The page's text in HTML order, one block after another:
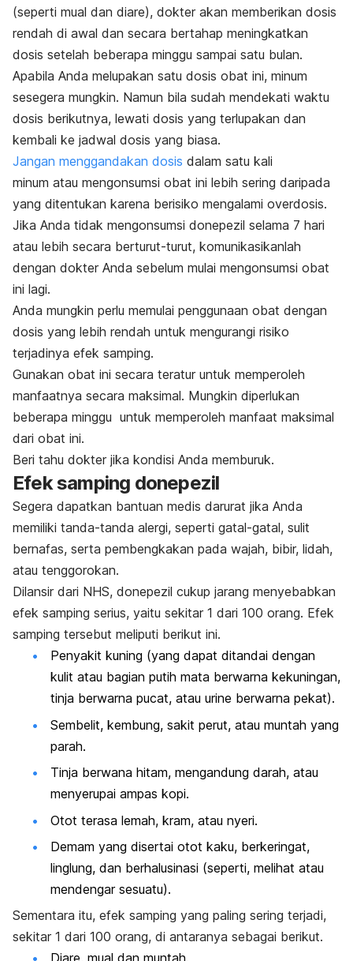
(seperti mual dan diare), dokter akan memberikan dosis
rendah di awal dan secara bertahap meningkatkan
dosis setelah beberapa minggu sampai satu bulan.
Apabila Anda melupakan satu dosis obat ini, minum
sesegera mungkin. Namun bila sudah mendekati waktu
dosis berikutnya, lewati dosis yang terlupakan dan
kembali ke jadwal dosis yang biasa.
Jangan menggandakan dosis dalam satu kali
minum atau mengonsumsi obat ini lebih sering daripada
yang ditentukan karena berisiko mengalami overdosis.
Jika Anda tidak mengonsumsi donepezil selama 7 hari
atau lebih secara berturut-turut, komunikasikanlah
dengan dokter Anda sebelum mulai mengonsumsi obat
ini lagi.
Anda mungkin perlu memulai penggunaan obat dengan
dosis yang lebih rendah untuk mengurangi risiko
terjadinya efek samping.
Gunakan obat ini secara teratur untuk memperoleh
manfaatnya secara maksimal. Mungkin diperlukan
beberapa minggu untuk memperoleh manfaat maksimal
dari obat ini.
Beri tahu dokter jika kondisi Anda memburuk.
Efek samping donepezil
Segera dapatkan bantuan medis darurat jika Anda
memiliki tanda-tanda alergi, seperti gatal-gatal, sulit
bernafas, serta pembengkakan pada wajah, bibir, lidah,
atau tenggorokan.
Dilansir dari NHS, donepezil cukup jarang menyebabkan
efek samping serius, yaitu sekitar 1 dari 100 orang. Efek
samping tersebut meliputi berikut ini.
Penyakit kuning (yang dapat ditandai dengan
kulit atau bagian putih mata berwarna kekuningan,
tinja berwarna pucat, atau urine berwarna pekat).
Sembelit, kembung, sakit perut, atau muntah yang
parah.
Tinja berwana hitam, mengandung darah, atau
menyerupai ampas kopi.
Otot terasa lemah, kram, atau nyeri.
Demam yang disertai otot kaku, berkeringat,
linglung, dan berhalusinasi (seperti, melihat atau
mendengar sesuatu).
Sementara itu, efek samping yang paling sering terjadi,
sekitar 1 dari 100 orang, di antaranya sebagai berikut.